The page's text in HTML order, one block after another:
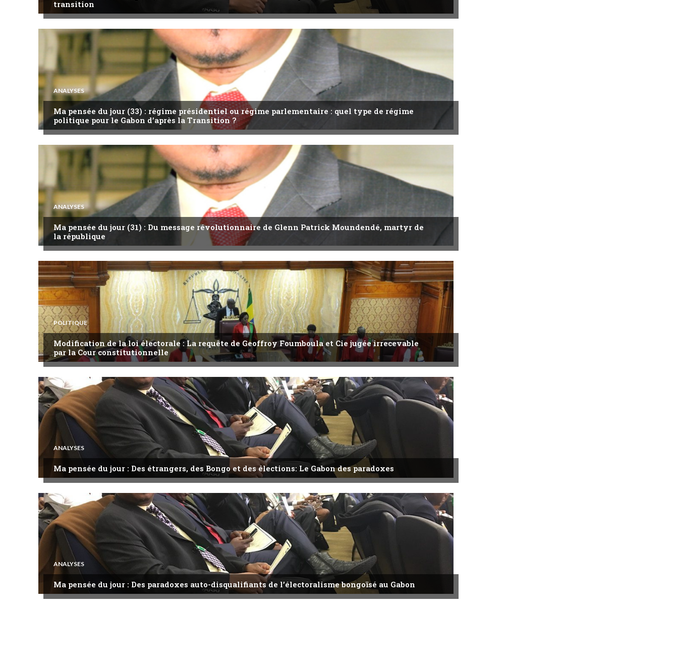
transition
ANALYSES
Ma pensée du jour (33) : régime présidentiel ou régime parlementaire : quel type de régime
politique pour le Gabon d’après la Transition ?
ANALYSES
Ma pensée du jour (31) : Du message révolutionnaire de Glenn Patrick Moundendé, martyr de
la république
POLITIQUE
Modification de la loi électorale : La requête de Geoffroy Foumboula et Cie jugée irrecevable
par la Cour constitutionnelle
ANALYSES
Ma pensée du jour : Des étrangers, des Bongo et des élections: Le Gabon des paradoxes
ANALYSES
Ma pensée du jour : Des paradoxes auto-disqualifiants de l’électoralisme bongoïsé au Gabon